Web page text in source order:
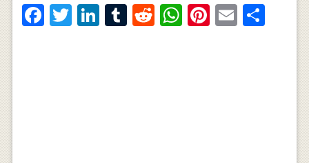
Facebook
Twitter
LinkedIn
Tumblr
RedditWhatsApp
Pinterest
Email